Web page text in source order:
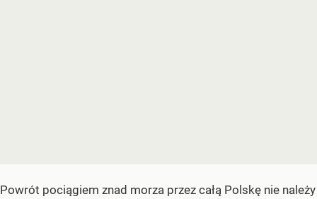
Powrót pociągiem znad morza przez całą Polskę nie należy